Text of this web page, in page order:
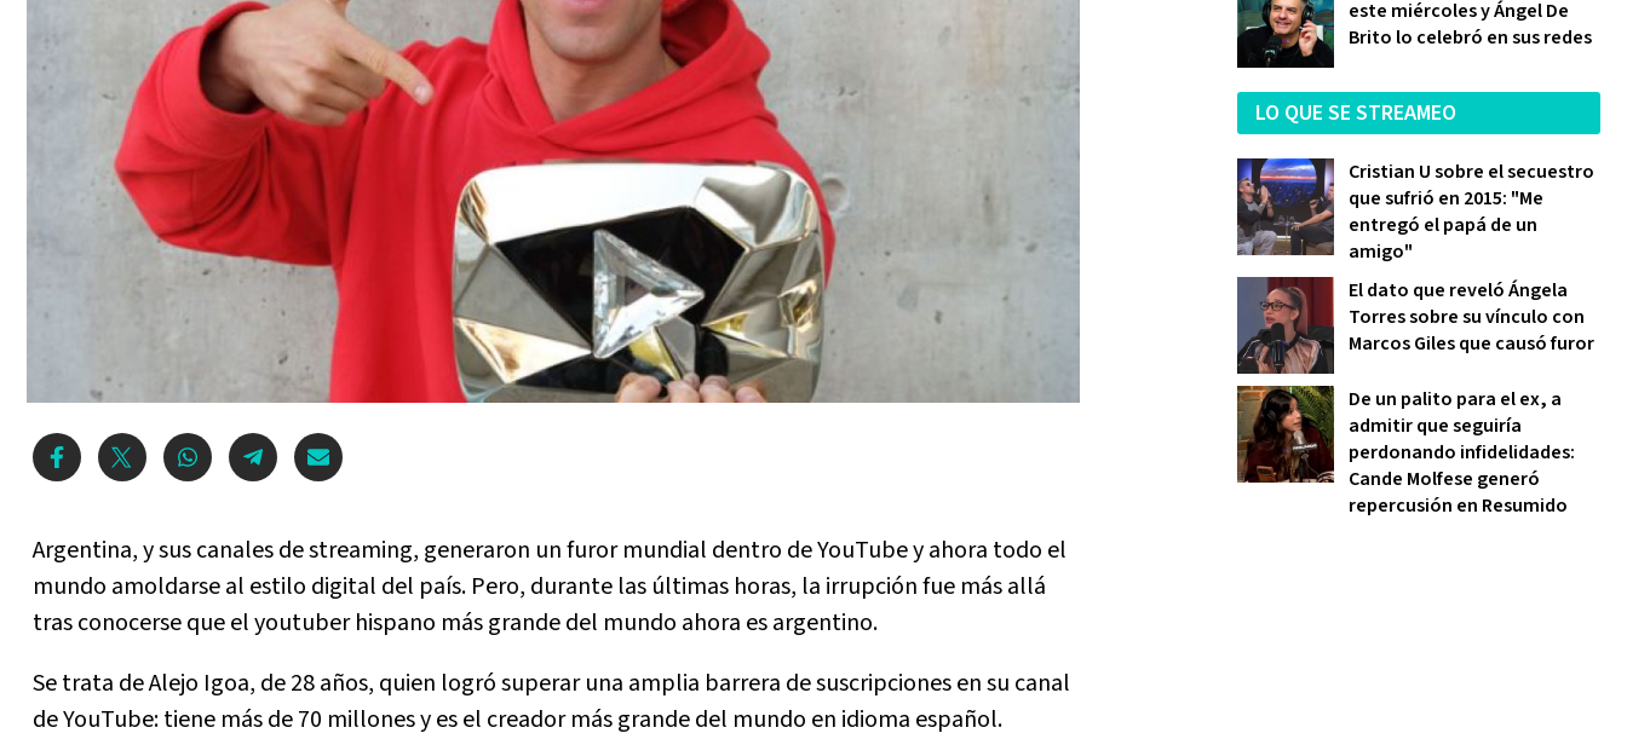
Argentina, y sus canales de streaming, generaron un furor mundial dentro de YouTube y ahora todo el
mundo amoldarse al estilo digital del país. Pero, durante las últimas horas, la irrupción fue más allá
tras conocerse que el youtuber hispano más grande del mundo ahora es argentino.
Se trata de Alejo Igoa, de 28 años, quien logró superar una amplia barrera de suscripciones en su canal
de YouTube: tiene más de 70 millones y es el creador más grande del mundo en idioma español.
este miércoles y Ángel De
Brito lo celebró en sus redes
LO QUE SE STREAMEO
Cristian U sobre el secuestro
que sufrió en 2015: "Me
entregó el papá de un
amigo"
El dato que reveló Ángela
Torres sobre su vínculo con
Marcos Giles que causó furor
De un palito para el ex, a
admitir que seguiría
perdonando infidelidades:
Cande Molfese generó
repercusión en Resumido